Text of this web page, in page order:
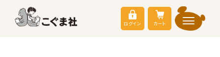
ログイン カート